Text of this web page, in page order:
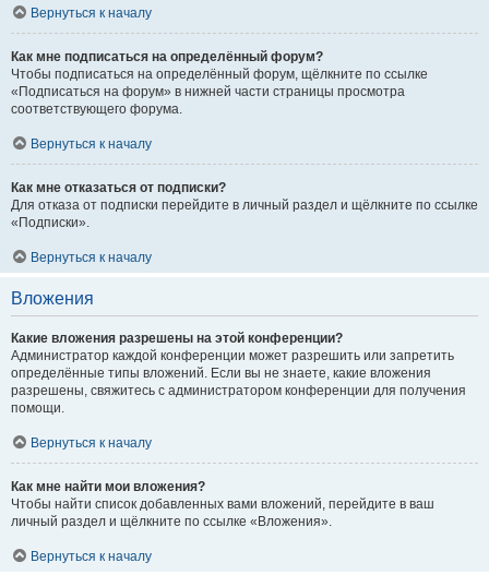
Вернуться к началу
Как мне подписаться на определённый форум?
Чтобы подписаться на определённый форум, щёлкните по ссылке
«Подписаться на форум» в нижней части страницы просмотра
соответствующего форума.
Вернуться к началу
Как мне отказаться от подписки?
Для отказа от подписки перейдите в личный раздел и щёлкните по ссылке
«Подписки».
Вернуться к началу
Вложения
Какие вложения разрешены на этой конференции?
Администратор каждой конференции может разрешить или запретить
определённые типы вложений. Если вы не знаете, какие вложения
разрешены, свяжитесь с администратором конференции для получения
помощи.
Вернуться к началу
Как мне найти мои вложения?
Чтобы найти список добавленных вами вложений, перейдите в ваш
личный раздел и щёлкните по ссылке «Вложения».
Вернуться к началу